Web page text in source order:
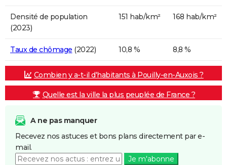
Densité de population
(2023)
151 hab/km² 168 hab/km²
Taux de chômage (2022) 10,8 % 8,8 %
Combien y a-t-il d'habitants à Pouilly-en-Auxois ?
Quelle est la ville la plus peuplée de France ?
A ne pas manquer
Recevez nos astuces et bons plans directement par e-
mail.
Je m'abonne